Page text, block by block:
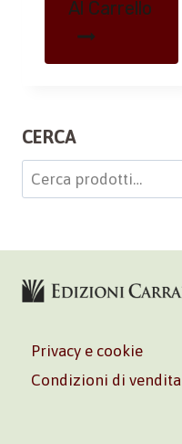
Al Carrello
CERCA
Cerca:
Privacy e cookie
Condizioni di vendita